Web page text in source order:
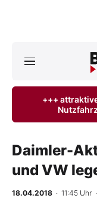
ktuelle
Anlageprodukte
Finanz-Check
+++
Daimler-
und VW
18.04.2018 · 11:45 Uhr ·